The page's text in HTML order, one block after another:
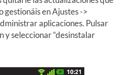
gestionáis en Ajustes ->
aplicaciones. Pulsar
y seleccionar “desinstalar